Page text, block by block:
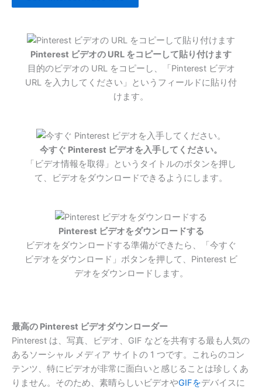
Pinterest ビデオの URL をコピーして貼り付けます
目的のビデオの URL をコピーし、「Pinterest ビデオ
URL を入力してください」というフィールドに貼り付
けます。
今すぐ Pinterest ビデオを入手してください。
「ビデオ情報を取得」というタイトルのボタンを押し
て、ビデオをダウンロードできるようにします。
Pinterest ビデオをダウンロードする
ビデオをダウンロードする準備ができたら、「今すぐ
ビデオをダウンロード」ボタンを押して、Pinterest ビ
デオをダウンロードします。
最高の Pinterest ビデオダウンローダー
Pinterest は、写真、ビデオ、GIF などを共有する最も人気の
あるソーシャル メディア サイトの 1 つです。これらのコン
テンツ、特にビデオが非常に面白いと感じることは珍しくあ
りません。そのため、素晴らしいビデオやGIFをデバイスに